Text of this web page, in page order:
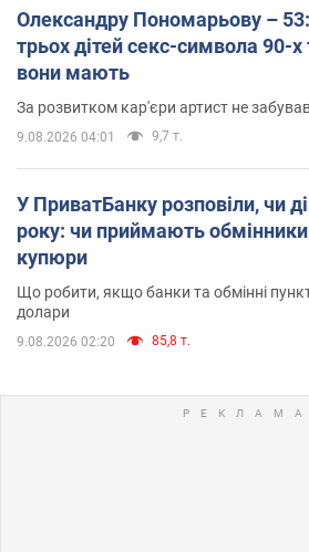
Олександру Пономарьову –
трьох дітей секс-символа 90-
вони мають
За розвитком кар'єри артист не
9.08.2026 04:01 9,7 т.
У ПриватБанку розповіли, чи
року: чи приймають обмінники
купюри
Що робити, якщо банки та обмінні
долари
9.08.2026 02:20 85,8 т.